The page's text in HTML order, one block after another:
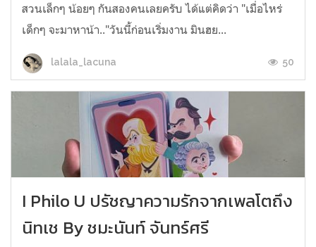
สวนเล็กๆ น้อยๆ กันสองคนเลยครับ ได้แต่คิดว่า "เมื่อไหร่
เด็กๆ จะมาหาน้า.."วันนี้ก่อนเริ่มงาน มินฮย...
lalala_lacuna 50
I Philo U ปรัชญาความรักจากเพลโตถึง
นิทเช By ชมะนันท์ จันทร์ศรี